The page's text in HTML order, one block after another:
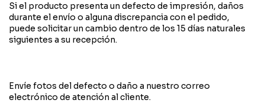
Si el producto presenta un defecto de impresión, daños
durante el envío o alguna discrepancia con el pedido,
puede solicitar un cambio dentro de los 15 días naturales
siguientes a su recepción.
Envíe fotos del defecto o daño a nuestro correo
electrónico de atención al cliente.